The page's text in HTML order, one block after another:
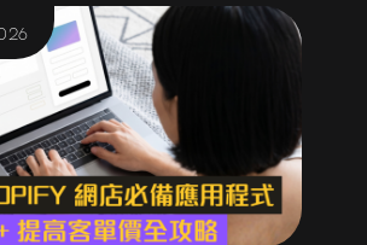
機票套票？教你用 X Pay 先買後
分期，輸入 XPAY30 獨家優惠碼
！